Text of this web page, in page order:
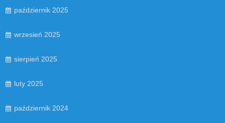
październik 2025
wrzesień 2025
sierpień 2025
luty 2025
październik 2024